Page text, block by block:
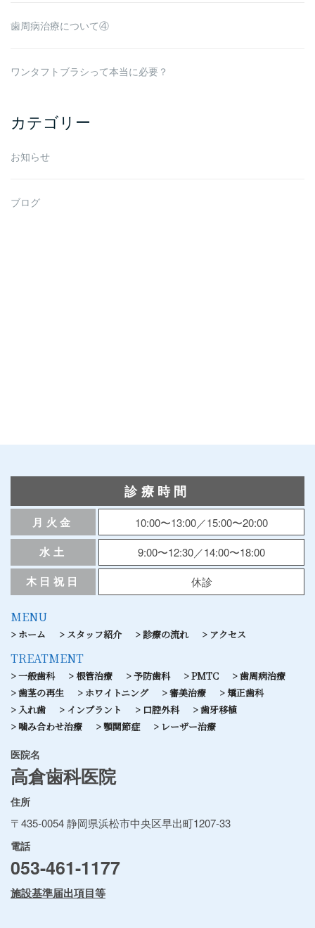
歯周病治療について④
ワンタフトブラシって本当に必要？
カテゴリー
お知らせ
ブログ
診療時間
月火金 10:00〜13:00／15:00〜20:00
水土 9:00〜12:30／14:00〜18:00
木日祝日 休診
MENU
ホーム スタッフ紹介 診療の流れ アクセス
TREATMENT
一般歯科 根管治療 予防歯科 PMTC
歯周病治療
歯茎の再生
ホワイトニング 審美治療
矯正歯科
入れ歯
インプラント 口腔外科
歯牙移植
噛み合わせ治療
顎関節症 レーザー治療
医院名
高倉歯科医院
住所
〒435-0054 静岡県浜松市中央区早出町1207-33
電話
053-461-1177
施設基準届出項目等